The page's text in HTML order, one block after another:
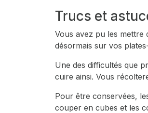
Trucs et
Vous avez pu les mettre
désormais sur vos
Une des difficultés que
cuire ainsi. Vous
Pour être conservées,
couper en cubes et les